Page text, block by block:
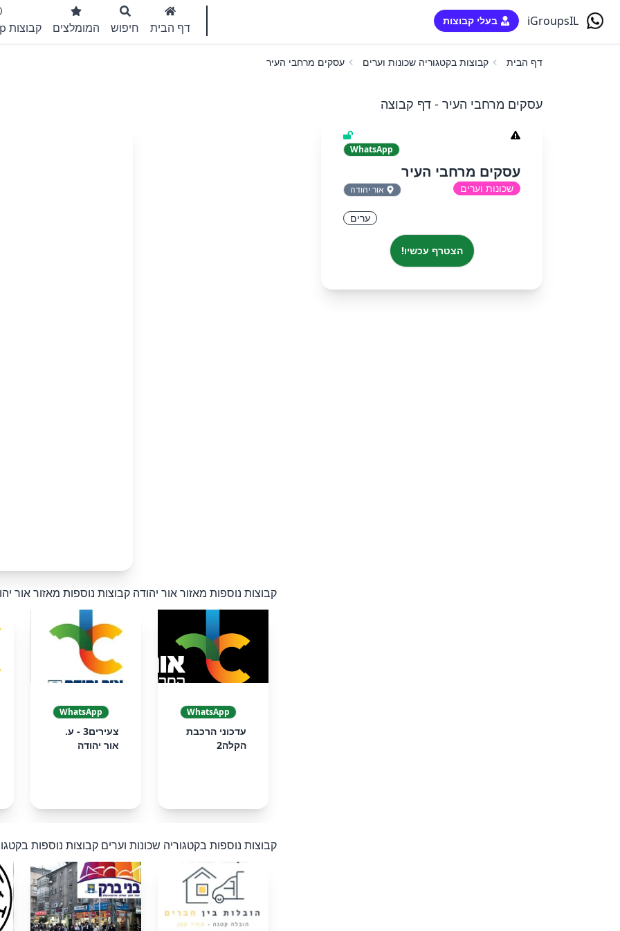
iGroupsIL בעלי קבוצות דף הבית חיפוש המומלצים קבוצות WhatsApp
דף הבית קבוצות בקטגוריה שכונות וערים עסקים מרחבי העיר
עסקים מרחבי העיר - דף קבוצה
WhatsApp
עסקים מרחבי העיר
שכונות וערים אור יהודה
ערים
הצטרף עכשיו!
קבוצות נוספות מאזור אור יהודה קבוצות נוספות מאזור אור
WhatsApp
עדכוני הרכבת
הקלה2
WhatsApp
צעירים3 - ע.
אור יהודה
קבוצות נוספות בקטגוריה שכונות וערים קבוצות נוספות